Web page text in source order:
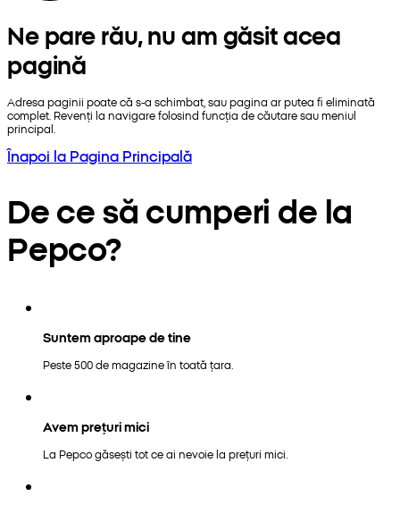
Ne pare rău, nu am găsit acea
pagină
Adresa paginii poate că s-a schimbat, sau pagina ar putea fi eliminată
complet. Revenți la navigare folosind funcția de căutare sau meniul
principal.
Înapoi la Pagina Principală
De ce să cumperi de la
Pepco?
Suntem aproape de tine
Peste 500 de magazine în toată țara.
Avem prețuri mici
La Pepco găsești tot ce ai nevoie la prețuri mici.